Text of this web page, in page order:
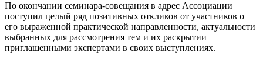
По окончании семинара-совещания в адрес Ассоциации
поступил целый ряд позитивных откликов от участников о
его выраженной практической направленности, актуальности
выбранных для рассмотрения тем и их раскрытии
приглашенными экспертами в своих выступлениях.